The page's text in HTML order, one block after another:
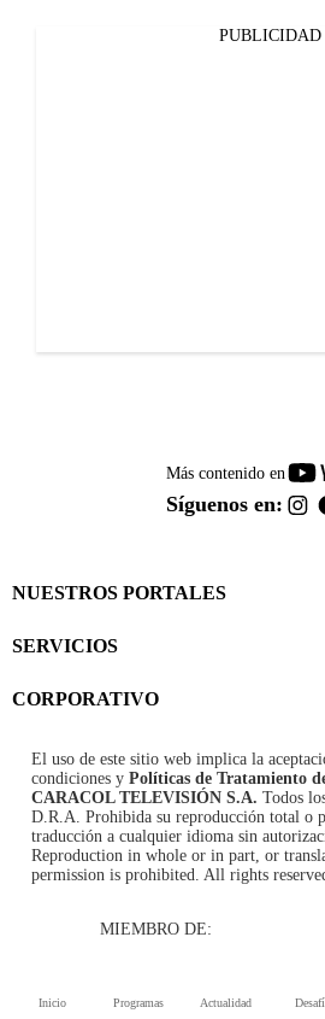
Inicio Programas Actualidad
PUBLICIDAD
Más contenido en
Síguenos en:
NUESTROS PORTALES
SERVICIOS
CORPORATIVO
El uso de este sitio web implica la
condiciones y Políticas de Tratamiento
CARACOL TELEVISIÓN S.A. Todos
D.R.A. Prohibida su reproducción total o
traducción a cualquier idioma sin
Reproduction in whole or in part, or
permission is prohibited. All rights
MIEMBRO DE: